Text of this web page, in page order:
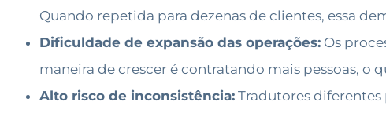
Quando repetida para dezenas de clientes, essa
Dificuldade de expansão das operações: Os
maneira de crescer é contratando mais pessoas, o
Alto risco de inconsistência: Tradutores